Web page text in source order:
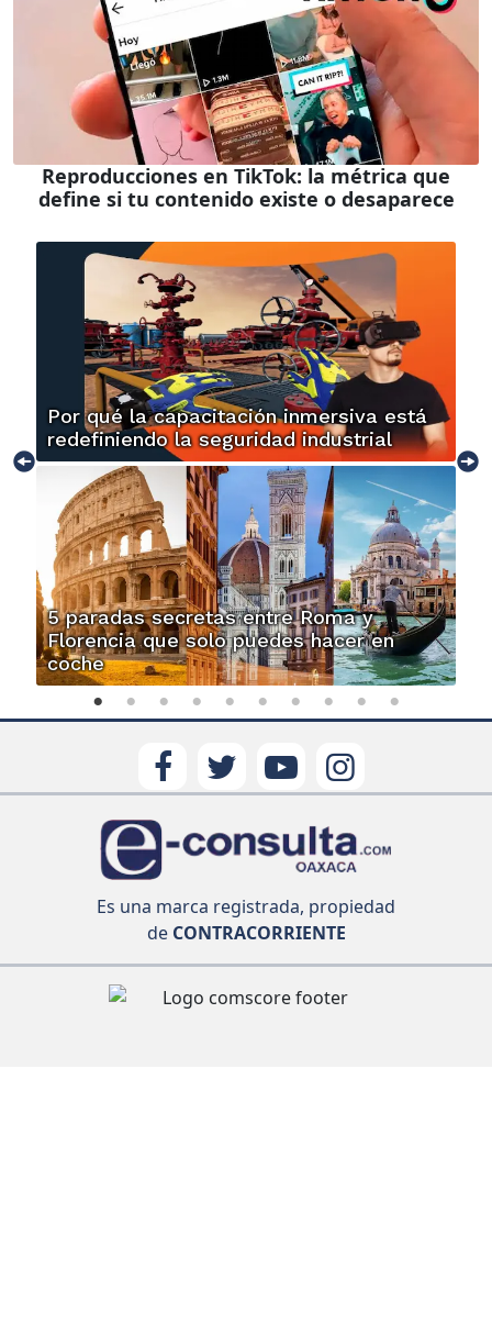
Reproducciones en TikTok: la métrica que
define si tu contenido existe o desaparece
Por qué la capacitación inmersiva está
redefiniendo la seguridad industrial
5 paradas secretas entre Roma y
Florencia que solo puedes hacer en
coche
Es una marca registrada, propiedad
deCONTRACORRIENTE